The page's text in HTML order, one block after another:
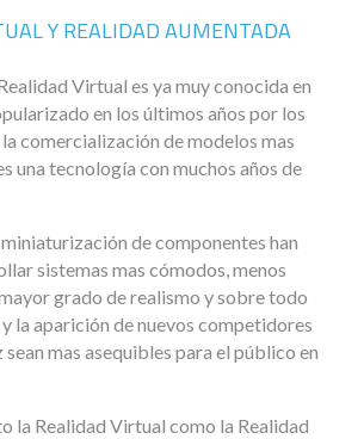
Y REALIDAD AUMENTADA
Virtual es ya muy conocida en
en los últimos años por los
comercialización de modelos mas
una tecnología con muchos años de
miniaturización de componentes han
sistemas mas cómodos, menos
grado de realismo y sobre todo
la aparición de nuevos competidores
sean mas asequibles para el público en
la Realidad Virtual como la Realidad